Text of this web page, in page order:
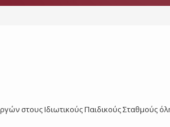
στους Ιδιωτικούς Παιδικούς Σταθμούς